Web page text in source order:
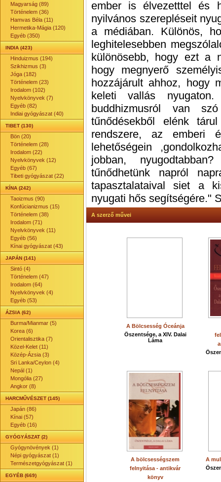
Magyarság (89)
Történelem (36)
Hamvas Béla (11)
Hermetika-Mágia (120)
Egyéb (350)
INDIA (423)
Hinduizmus (194)
Szikhizmus (3)
Jóga (182)
Történelem (23)
Irodalom (102)
Nyelvkönyvek (7)
Egyéb (82)
Indiai gyógyászat (40)
TIBET (130)
Bön (20)
Történelem (28)
Irodalom (22)
Nyelvkönyvek (12)
Egyéb (67)
Tibeti gyógyászat (22)
KÍNA (242)
Taoizmus (90)
Konfúcianizmus (15)
Történelem (38)
Irodalom (71)
Nyelvkönyvek (11)
Egyéb (56)
Kínai gyógyászat (43)
JAPÁN (141)
Sintó (4)
Történelem (47)
Irodalom (64)
Nyelvkönyvek (4)
Egyéb (53)
ÁZSIA (62)
Burma/Mianmar (5)
Korea (6)
Orientalisztika (7)
Közel-Kelet (11)
Közép-Ázsia (3)
Sri Lanka/Ceylon (4)
Nepál (1)
Mongólia (27)
Angkor (8)
HARCMŰVÉSZET (145)
Japán (86)
Kínai (57)
Egyéb (16)
GYÓGYÁSZAT (2)
Gyógynövények (1)
Népi gyógyászat (1)
Természetgyógyászat (1)
EGYÉB (669)
ember is élvezetttel és
nyilvános szerepléseit
a médiában. Különös,
leghitelesebben
különösebb, hogy ezt a
hogy megnyerő
hozzájárult ahhoz, hogy
keleti vallás
buddhizmusról van
tűnődésekből elénk
rendszere, az emberi
lehetőségein
jobban,
tűnődhetünk napról
tapasztalataival siet a
nyugati hős segítségére."
A szerző művei
A Bölcsesség Óceánja
Őszentsége, a XIV. Dalai
Láma
A bölcsességszem
felnyitása - antikvár
könyv
A